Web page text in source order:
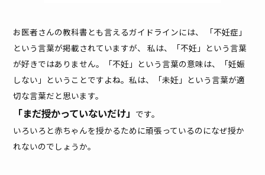
お医者さんの教科書とも言えるガイドラインには、 「不妊症」
という言葉が掲載されていますが、 私は、「不妊」という言葉
が好きではありません。「不妊」という言葉の意味は、「妊娠
しない」ということですよね。私は、「未妊」という言葉が適
切な言葉だと思います。
「まだ授かっていないだけ」 です。
いろいろと赤ちゃんを授かるために頑張っているのになぜ授か
れないのでしょうか。